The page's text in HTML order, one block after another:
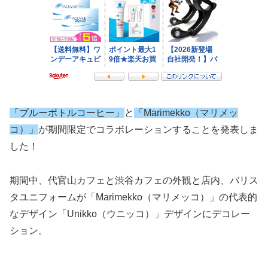
「ブルーボトルコーヒー」 と
「Marimekko（マリメッ
コ）」 が期間限定でコラボレーションすることを発表しま
した！
期間中、代官山カフェと渋谷カフェの外観と店内、バリス
タユニフォームが「Marimekko（マリメッコ）」の代表的
なデザイン「Unikko（ウニッコ）」デザインにデコレー
ション。